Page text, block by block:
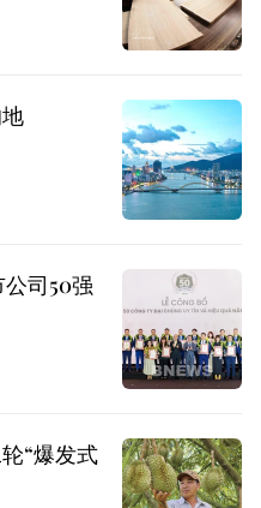
司50强
“爆发式